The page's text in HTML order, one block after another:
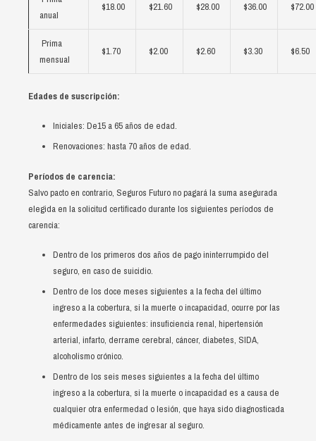
anual
$18.00 $21.60 $28.00 $36.00 $72.00
Prima
mensual
$1.70 $2.00 $2.60 $3.30 $6.50
Edades de suscripción:
Iniciales: De15 a 65 años de edad.
Renovaciones: hasta 70 años de edad.
Períodos de carencia:
Salvo pacto en contrario, Seguros Futuro no pagará la suma asegurada
elegida en la solicitud certificado durante los siguientes períodos de
carencia:
Dentro de los primeros dos años de pago ininterrumpido del
seguro, en caso de suicidio.
Dentro de los doce meses siguientes a la fecha del último
ingreso a la cobertura, si la muerte o incapacidad, ocurre por las
enfermedades siguientes: insuficiencia renal, hipertensión
arterial, infarto, derrame cerebral, cáncer, diabetes, SIDA,
alcoholismo crónico.
Dentro de los seis meses siguientes a la fecha del último
ingreso a la cobertura, si la muerte o incapacidad es a causa de
cualquier otra enfermedad o lesión, que haya sido diagnosticada
médicamente antes de ingresar al seguro.